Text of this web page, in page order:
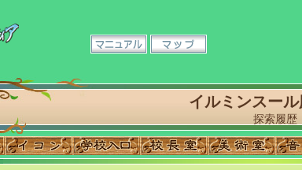
イルミンスー
探索履歴